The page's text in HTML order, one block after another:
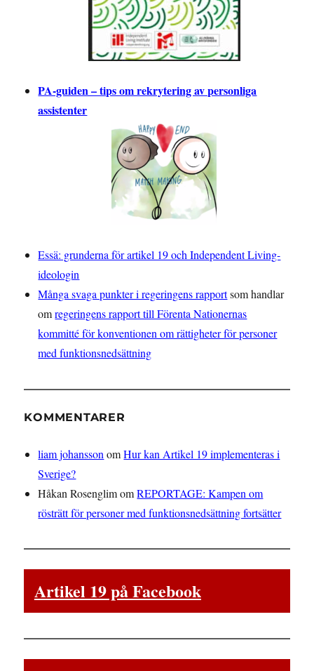
PA-guiden – tips om rekrytering av personliga
assistenter
Essä: grunderna för artikel 19 och Independent Living-
ideologin
Många svaga punkter i regeringens rapportsom handlar
omregeringens rapport till Förenta Nationernas
kommitté för konventionen om rättigheter för personer
med funktionsnedsättning
KOMMENTARER
liam johansson omHur kan Artikel 19 implementeras i
Sverige?
Håkan RosenglimomREPORTAGE: Kampen om
rösträtt för personer med funktionsnedsättning fortsätter
Artikel 19 på Facebook